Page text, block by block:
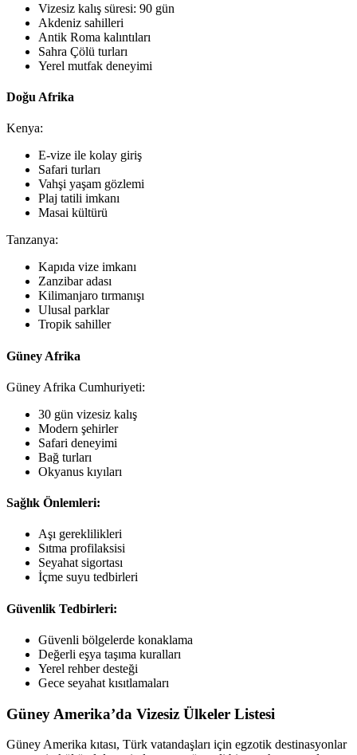
Vizesiz kalış süresi: 90 gün
Akdeniz sahilleri
Antik Roma kalıntıları
Sahra Çölü turları
Yerel mutfak deneyimi
Doğu Afrika
Kenya:
E-vize ile kolay giriş
Safari turları
Vahşi yaşam gözlemi
Plaj tatili imkanı
Masai kültürü
Tanzanya:
Kapıda vize imkanı
Zanzibar adası
Kilimanjaro tırmanışı
Ulusal parklar
Tropik sahiller
Güney Afrika
Güney Afrika Cumhuriyeti:
30 gün vizesiz kalış
Modern şehirler
Safari deneyimi
Bağ turları
Okyanus kıyıları
Sağlık Önlemleri:
Aşı gereklilikleri
Sıtma profilaksisi
Seyahat sigortası
İçme suyu tedbirleri
Güvenlik Tedbirleri:
Güvenli bölgelerde konaklama
Değerli eşya taşıma kuralları
Yerel rehber desteği
Gece seyahat kısıtlamaları
Güney Amerika’da Vizesiz Ülkeler Listesi
Güney Amerika kıtası, Türk vatandaşları için egzotik destinasyonlar